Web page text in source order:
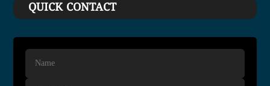
QUICK CONTACT